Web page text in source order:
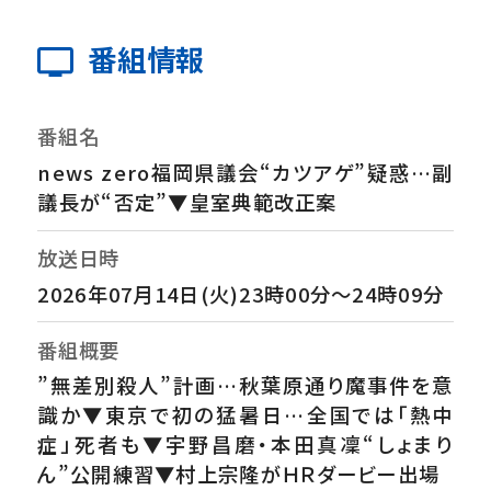
番組情報
番組名
news zero福岡県議会“カツアゲ”疑惑…副
議長が“否定”▼皇室典範改正案
放送日時
2026年07月14日(火)23時00分～24時09分
番組概要
”無差別殺人”計画…秋葉原通り魔事件を意
識か▼東京で初の猛暑日…全国では「熱中
症」死者も▼宇野昌磨・本田真凜“しょまり
ん”公開練習▼村上宗隆がＨＲダービー出場